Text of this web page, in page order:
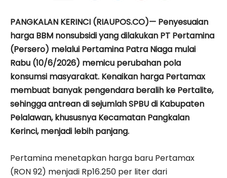
PANGKALAN KERINCI (RIAUPOS.CO)— Penyesuaian
harga BBM nonsubsidi yang dilakukan PT Pertamina
(Persero) melalui Pertamina Patra Niaga mulai
Rabu (10/6/2026) memicu perubahan pola
konsumsi masyarakat. Kenaikan harga Pertamax
membuat banyak pengendara beralih ke Pertalite,
sehingga antrean di sejumlah SPBU di Kabupaten
Pelalawan, khususnya Kecamatan Pangkalan
Kerinci, menjadi lebih panjang.
Pertamina menetapkan harga baru Pertamax
(RON 92) menjadi Rp16.250 per liter dari